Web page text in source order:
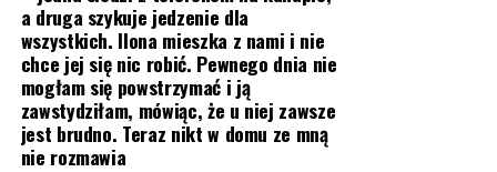
a druga szykuje jedzenie dla
wszystkich. Ilona mieszka z nami i nie
chce jej się nic robić. Pewnego dnia nie
mogłam się powstrzymać i ją
zawstydziłam, mówiąc, że u niej zawsze
jest brudno. Teraz nikt w domu ze mną
nie rozmawia